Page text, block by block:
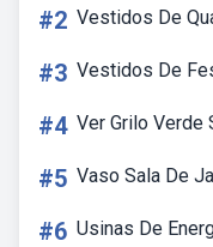
#2 Vestidos De
#3 Vestidos De
#4 Ver Grilo Verde
#5 Vaso Sala De
#6 Usinas De